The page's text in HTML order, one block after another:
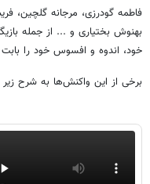
فاطمه گودرزی، مرجانه گلچین،
بهنوش بختیاری و ... از جمله
خود، اندوه و افسوس خود را
برخی از این واکنش‌ها به شرح